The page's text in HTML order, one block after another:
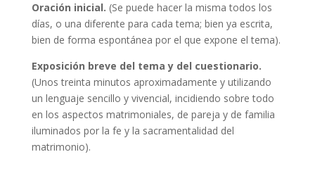
Oración inicial. (Se puede hacer la misma todos los
días, o una diferente para cada tema; bien ya escrita,
bien de forma espontánea por el que expone el tema).
Exposición breve del tema y del cuestionario.
(Unos treinta minutos aproximadamente y utilizando
un lenguaje sencillo y vivencial, incidiendo sobre todo
en los aspectos matrimoniales, de pareja y de familia
iluminados por la fe y la sacramentalidad del
matrimonio).